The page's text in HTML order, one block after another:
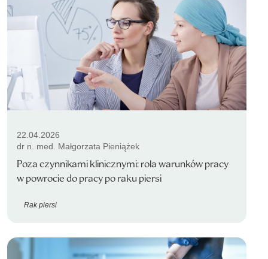
22.04.2026
dr n. med. Małgorzata Pieniążek
Poza czynnikami klinicznymi: rola warunków pracy
w powrocie do pracy po raku piersi
Rak piersi